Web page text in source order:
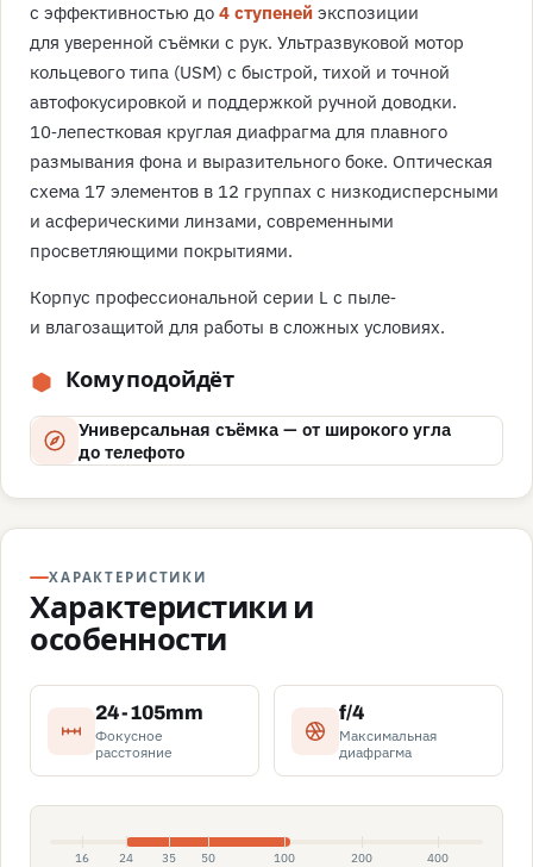
с эффективностью до 4 ступеней экспозиции
для уверенной съёмки с рук. Ультразвуковой мотор
кольцевого типа (USM) с быстрой, тихой и точной
автофокусировкой и поддержкой ручной доводки.
10‑лепестковая круглая диафрагма для плавного
размывания фона и выразительного боке. Оптическая
схема 17 элементов в 12 группах с низкодисперсными
и асферическими линзами, современными
просветляющими покрытиями.
Корпус профессиональной серии L с пыле‑
и влагозащитой для работы в сложных условиях.
Кому подойдёт
Универсальная съёмка — от широкого угла
до телефото
ХАРАКТЕРИСТИКИ
Характеристики и
особенности
24-105mm
Фокусное
расстояние
f/4
Максимальная
диафрагма
16 24 35 50 100 200 400